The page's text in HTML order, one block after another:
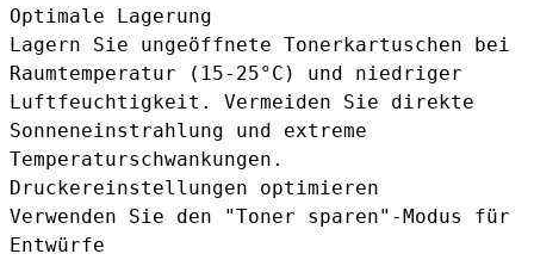
Optimale Lagerung
Lagern Sie ungeöffnete Tonerkartuschen bei
Raumtemperatur (15-25°C) und niedriger
Luftfeuchtigkeit. Vermeiden Sie direkte
Sonneneinstrahlung und extreme
Temperaturschwankungen.
Druckereinstellungen optimieren
Verwenden Sie den "Toner sparen"-Modus für
Entwürfe